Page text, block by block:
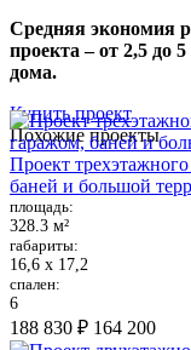
Средняя экономия
проекта – от 2,5 до
дома.
Купить проект
Похожие проекты
Проект
баней и большой
площадь:
328.3 м²
габариты:
16,6 х 17,2
спален:
6
188 830 ₽ 164 200